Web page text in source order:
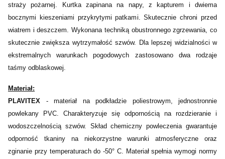
straży pożarnej. Kurtka zapinana na napy, z kapturem i dwiema
bocznymi kieszeniami przykrytymi patkami. Skutecznie chroni przed
wiatrem i deszczem. Wykonana techniką obustronnego zgrzewania, co
skutecznie zwiększa wytrzymałość szwów. Dla lepszej widzialności w
ekstremalnych warunkach pogodowych zastosowano dwa rodzaje
taśmy odblaskowej.
Materiał:
PLAVITEX - materiał na podkładzie poliestrowym, jednostronnie
powlekany PVC. Charakteryzuje się odpornością na rozdzieranie i
wodoszczelnością szwów. Skład chemiczny powleczenia gwarantuje
odporność tkaniny na niekorzystne warunki atmosferyczne oraz
zginanie przy temperaturach do -50° C. Materiał spełnia wymogi normy